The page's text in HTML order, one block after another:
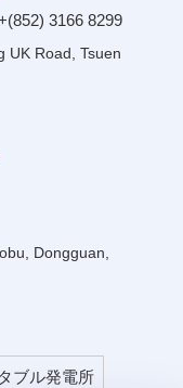
3166 8299
UK Road, Tsuen
Dongguan,
ブル発電所